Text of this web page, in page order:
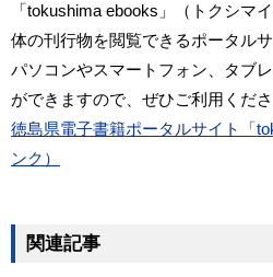
「tokushima ebooks」（トクシマ
体の刊行物を閲覧できるポータルサ
パソコンやスマートフォン、タブ
ができますので、ぜひご利用くださ
徳島県電子書籍ポータルサイト「
ンク）
関連記事